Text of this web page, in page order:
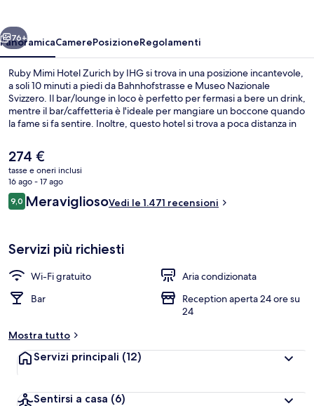
IHG
Avanti
76+
PanoramicaCamerePosizioneRegolamenti
Ruby Mimi Hotel Zurich by IHG si trova in una posizione incantevole,
a soli 10 minuti a piedi da Bahnhofstrasse e Museo Nazionale
Svizzero. Il bar/lounge in loco è perfetto per fermasi a bere un drink,
mentre il bar/caffetteria è l'ideale per mangiare un boccone quando
la fame si fa sentire. Inoltre, questo hotel si trova a poca distanza in
recensioni dei viaggiatori lodano il personale gentile e la colazione.
La struttura è a pochi passi da Stazione di Bahnhofstraße-HB,
mentre Stazione di Zurigo Centrale si trova a 3 min a piedi.
Il
prezzo
attuale
è
274 €
274 €
tasse e oneri inclusi
16 ago - 17 ago
Recensioni
9,09,0 su 10
MeravigliosoVedi le 1.471 recensioni
Servizi più richiesti
Wi-Fi gratuito
Aria condizionata
Bar
Reception aperta 24 ore su
24
Mostra tutto
Servizi principali (12)
Sentirsi a casa (6)